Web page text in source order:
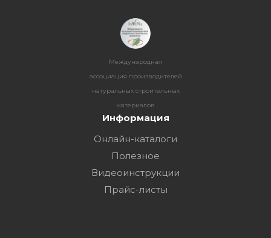
Международная
ассоциация производителей
натуральных строительных
материалов
Информация
Онлайн-каталоги
Полезное
Видеоинструкции
Прайс-листы